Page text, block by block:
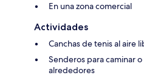
En una zona comercial
Actividades
Canchas de tenis al aire
Senderos para caminar
alrededores